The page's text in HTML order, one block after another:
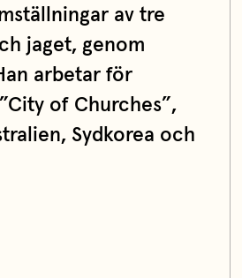
av tre
jaget, genom
arbetar för
of Churches”,
Sydkorea och